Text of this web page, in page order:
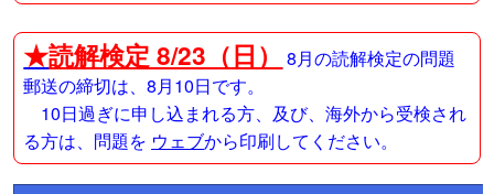
★読解検定 8/23（日）
8月の読解検定の問題
郵送の締切は、8月10日です。
10日過ぎに申し込まれる方、及び、海外から受検され
る方は、問題を ウェブから印刷してください。